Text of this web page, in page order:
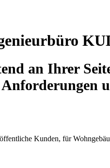
an Ihrer
Kunden, für